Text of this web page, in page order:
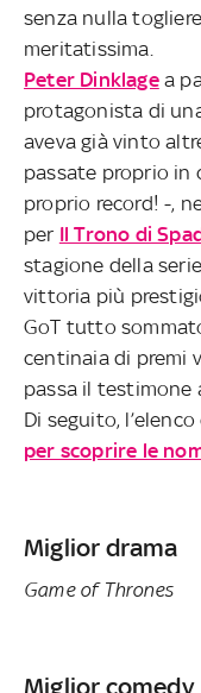
senza nulla
meritatissima.
Peter Dinklagea
protagonista di
aveva già vinto
passate proprio in
proprio record! -,
per Il Trono di
stagione della
vittoria più
GoT tutto
centinaia di premi
passa il testimone
Di seguito,
per scoprire le
Miglior drama
Game of Thrones
Miglior comedy